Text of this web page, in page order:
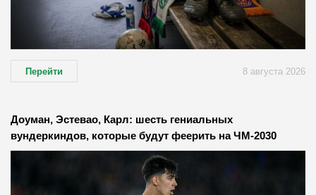
Перейти 8 августа 2026
Доуман, Эстевао, Карл: шесть гениальных
вундеркиндов, которые будут феерить на ЧМ-2030